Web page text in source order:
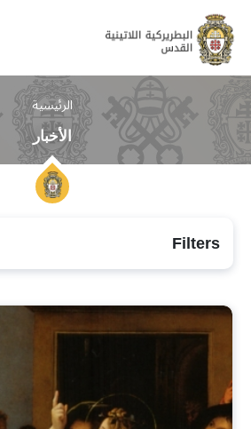
الرئيسية
الأخبار
Filters
الأخبار